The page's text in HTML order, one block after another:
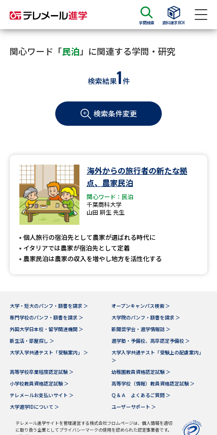
学問検索 資料請求BOX
資料請求 資料検索
大学・短大の資料種類から請求
学部・学科パンフ
過去問題集
大学・短大以外の資料から請求
専門学校の資料請求 大学院の資料請求
留学・進学関連、塾・予備校
大学入学共通テスト「受験案
内」の請求
高等学校（情報）教員資格認定
試験
大学で学べる内容や特徴を調べる
新増設大学・学部・学科特集
国際・グローバルに強い大学特
集
関心ワード「民泊」に関連する学問・研究
検索結果1件
検索条件変更
海外からの旅行者の新たな拠
点、農家民泊
関心ワード：民泊
千葉商科大学
山田 耕生 先生
個人旅行の宿泊先として農家が選ばれる時代に
イタリアでは農家が宿泊先として定着
農家民泊は農家の収入を増やし地方を活性化する
大学・短大のパンフ・願書を請求 ＞
オープンキャンパス検索 ＞
専門学校のパンフ・願書を請求 ＞
大学院のパンフ・願書を請求 ＞
外国大学日本校・留学関連機関 ＞
新聞奨学会・進学情報誌 ＞
新生活・部屋探し ＞
進学塾・予備校、高卒認定予備校 ＞
大学入学共通テスト「受験案内」 ＞
大学入学共通テスト「受験上の配慮案内」
＞
高等学校卒業程度認定試験 ＞
幼稚園教員資格認定試験 ＞
小学校教員資格認定試験 ＞
高等学校（情報）教員資格認定試験 ＞
テレメールお支払いサイト ＞
Ｑ＆Ａ よくあるご質問 ＞
大学進学IDについて ＞
ユーザーサポート ＞
テレメール進学サイトを管理運営する株式会社フロムページは、個人情報を適切
に取り扱う企業としてプライバシーマークの使用を認められた認定事業者です。